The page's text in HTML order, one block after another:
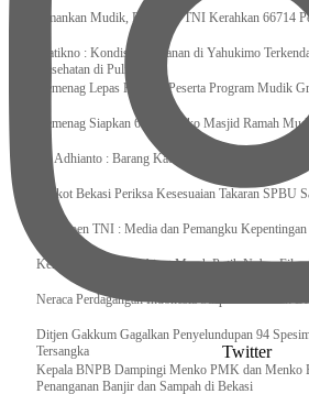
Amankan Mudik, Panglima TNI Kerahkan 66714
Pratikno : Kondisi Keamanan di Yahukimo
Kesehatan di Pulihkan
Kemenag Lepas Ratusan Peserta Program Mudik
Kemenag Siapkan 6.180 Posko Masjid Ramah
Tri Adhianto : Barang Kadaluarsa Segera di
Walkot Bekasi Periksa Kesesuaian Takaran SPBU
Kapuspen TNI : Media dan Pemangku
Kemenekraf Ajak Kabinet Merah Putih Nobar Film
Neraca Perdagangan Indonesia Surplus 58 Bulan
Ditjen Gakkum Gagalkan Penyelundupan 94
Tersangka
Kepala BNPB Dampingi Menko PMK dan Menko
Penanganan Banjir dan Sampah di Bekasi
Twitter